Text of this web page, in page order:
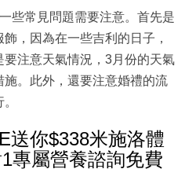
些常見問題需要注意。首先是
，因為在一些吉利的日子，
注意天氣情況，3月份的天氣
。此外，還要注意婚禮的流
送你$338米施洛體
專屬營養諮詢免費